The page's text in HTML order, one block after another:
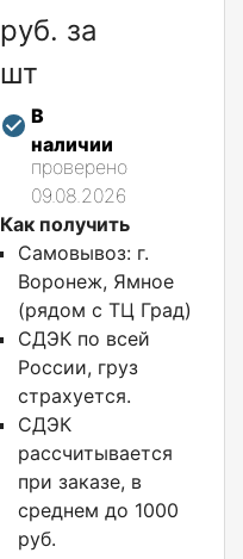
руб. за
шт
В
наличии
проверено
09.08.2026
Как получить
Самовывоз: г.
Воронеж, Ямное
(рядом с ТЦ Град)
СДЭК по всей
России, груз
страхуется.
СДЭК
рассчитывается
при заказе, в
среднем до 1000
руб.